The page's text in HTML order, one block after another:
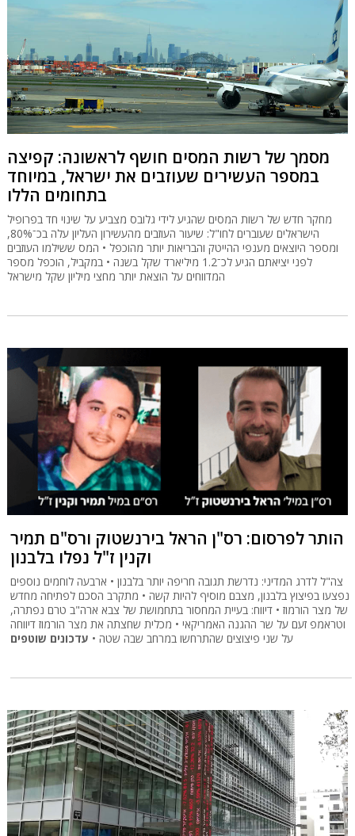
מסמך של רשות המסים חושף לראשונה: קפיצה
במספר העשירים שעוזבים את ישראל, במיוחד
בתחומים הללו
מחקר חדש של רשות המסים שהגיע לידי גלובס מצביע על שינוי חד בפרופיל
הישראלים שעוברים לחו"ל: שיעור העוזבים מהעשירון העליון עלה בכ־80%,
ומספר היוצאים מענפי ההייטק והבריאות יותר מהוכפל • המס ששילמו העוזבים
לפני יציאתם הגיע לכ־1.2 מיליארד שקל בשנה • במקביל, הוכפל מספר
המדווחים על הוצאת יותר מחצי מיליון שקל מישראל
הותר לפרסום: רס"ן הראל בירנשטוק ורס"ם תמיר
וקנין ז"ל נפלו בלבנון
צה"ל לדרג המדיני: נדרשת תגובה חריפה יותר בלבנון • ארבעה לוחמים נוספים
נפצעו בפיצוץ בלבנון, מצבם מוסיף להיות קשה • מתקרב הסכם לפתיחה מחדש
של מצר הורמוז • דיווח: בעיית המחסור בתחמושת של צבא ארה"ב טרם נפתרה,
וטראמפ זעם על שר ההגנה האמריקאי • מכלית שחצתה את מצר הורמוז דיווחה
על שני פיצוצים שהתרחשו במרחב שבה שטה • עדכונים שוטפים